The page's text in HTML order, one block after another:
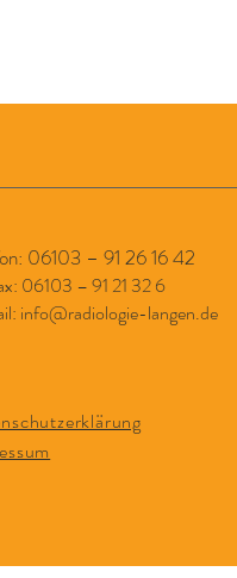
06103 – 91 26 16 42
06103 – 91 21 32 6
info@radiologie-langen.de